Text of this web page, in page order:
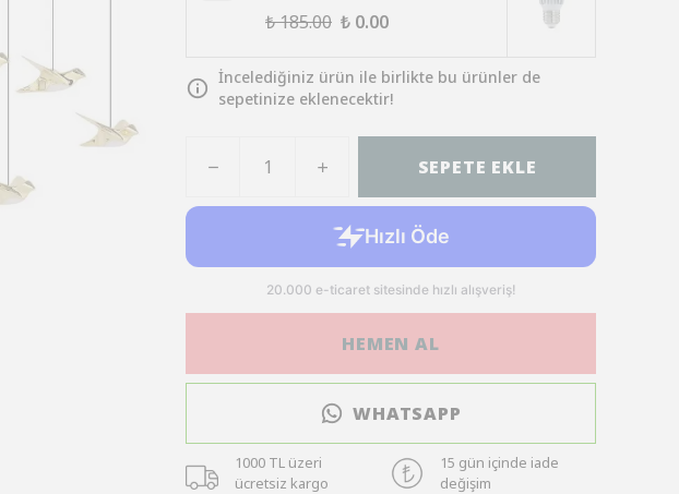
₺ 185.00 ₺ 0.00
İncelediğiniz ürün ile birlikte bu ürünler de
sepetinize eklenecektir!
SEPETE EKLE
HEMEN AL
WHATSAPP
1000 TL üzeri
ücretsiz kargo
15 gün içinde iade
değişim